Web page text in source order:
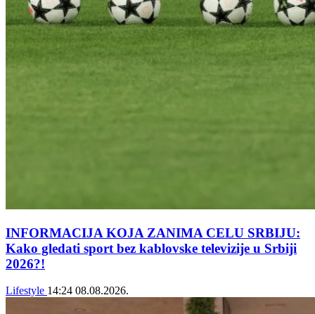
INFORMACIJA KOJA ZANIMA CELU SRBIJU:
Kako gledati sport bez kablovske televizije u Srbiji
2026?!
Lifestyle 14:24 08.08.2026.